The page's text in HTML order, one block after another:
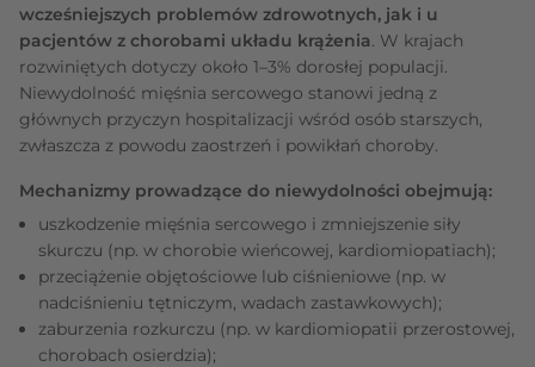
wcześniejszych problemów zdrowotnych, jak i u
pacjentów z chorobami układu krążenia. W krajach
rozwiniętych dotyczy około 1–3% dorosłej populacji.
Niewydolność mięśnia sercowego stanowi jedną z
głównych przyczyn hospitalizacji wśród osób starszych,
zwłaszcza z powodu zaostrzeń i powikłań choroby.
Mechanizmy prowadzące do niewydolności obejmują:
uszkodzenie mięśnia sercowego i zmniejszenie siły
skurczu (np. w chorobie wieńcowej, kardiomiopatiach);
przeciążenie objętościowe lub ciśnieniowe (np. w
nadciśnieniu tętniczym, wadach zastawkowych);
zaburzenia rozkurczu (np. w kardiomiopatii przerostowej,
chorobach osierdzia);